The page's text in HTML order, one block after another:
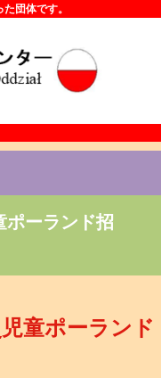
団体です。
ポーランド招
童ポーランド